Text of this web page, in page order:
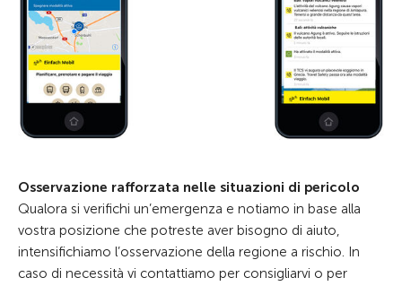
Osservazione rafforzata nelle situazioni di pericolo
Qualora si verifichi un’emergenza e notiamo in base alla
vostra posizione che potreste aver bisogno di aiuto,
intensifichiamo l’osservazione della regione a rischio. In
caso di necessità vi contattiamo per consigliarvi o per